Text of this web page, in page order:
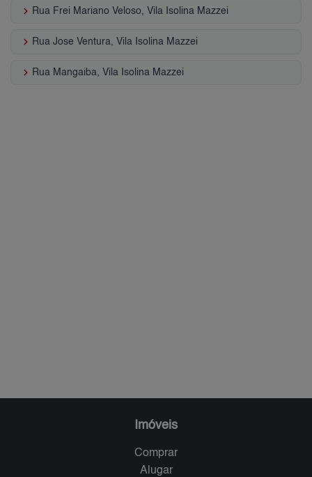
keyboard_arrow_right Rua Frei Mariano Veloso, Vila Isolina Mazzei
keyboard_arrow_right Rua Jose Ventura, Vila Isolina Mazzei
keyboard_arrow_right Rua Mangaiba, Vila Isolina Mazzei
Imóveis
Comprar
Alugar